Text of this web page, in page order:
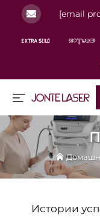
[email
Истории